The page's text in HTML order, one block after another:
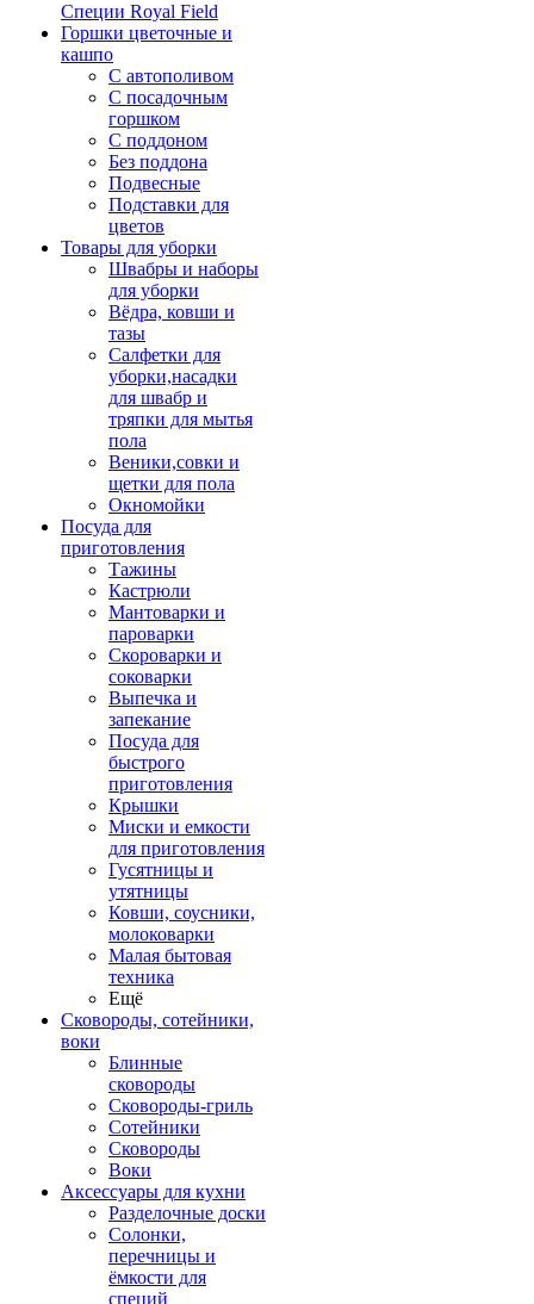
Специи Royal Field
Горшки цветочные и
кашпо
С автополивом
С посадочным
горшком
С поддоном
Без поддона
Подвесные
Подставки для
цветов
Товары для уборки
Швабры и наборы
для уборки
Вёдра, ковши и
тазы
Салфетки для
уборки,насадки
для швабр и
тряпки для мытья
пола
Веники,совки и
щетки для пола
Окномойки
Посуда для
приготовления
Тажины
Кастрюли
Мантоварки и
пароварки
Скороварки и
соковарки
Выпечка и
запекание
Посуда для
быстрого
приготовления
Крышки
Миски и емкости
для приготовления
Гусятницы и
утятницы
Ковши, соусники,
молоковарки
Малая бытовая
техника
Ещё
Сковороды, сотейники,
воки
Блинные
сковороды
Сковороды-гриль
Сотейники
Сковороды
Воки
Аксессуары для кухни
Разделочные доски
Солонки,
перечницы и
ёмкости для
специй